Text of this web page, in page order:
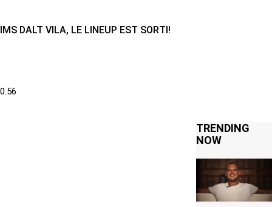
IMS DALT VILA, LE LINEUP EST SORTI!
TRENDING
NOW